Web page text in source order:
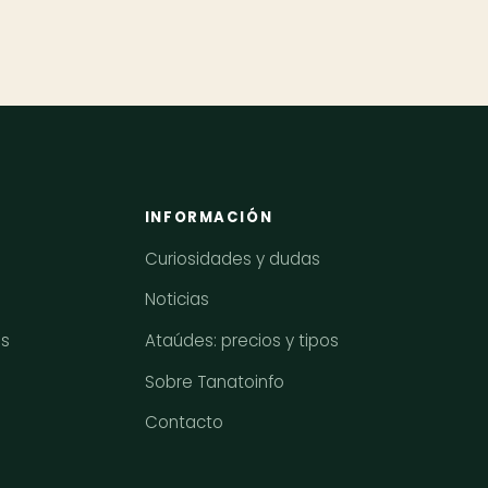
INFORMACIÓN
Curiosidades y dudas
Noticias
Ataúdes: precios y tipos
Sobre Tanatoinfo
Contacto